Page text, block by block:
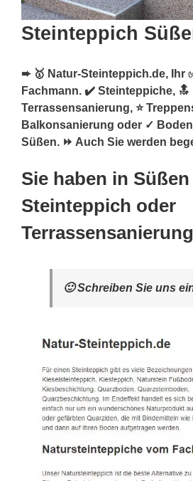
Steinteppich
➨ 🥇 Natur-Steinteppich.de, Ihr
Fachmann. ✔️ Steinteppiche, 🔝
Terrassensanierung, ⭐
Balkonsanierung oder ✓
Süßen. ⏩ Auch Sie werden
Sie haben in
Steinteppich oder
🙂 Schreiben Sie uns